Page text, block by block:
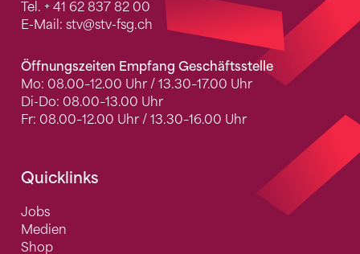
Tel. + 41 62 837 82 00
E-Mail: stv@stv-fsg.ch
Öffnungszeiten Empfang Geschäftsstelle
Mo: 08.00–12.00 Uhr / 13.30–17.00 Uhr
Di-Do: 08.00–13.00 Uhr
Fr: 08.00–12.00 Uhr / 13.30–16.00 Uhr
Quicklinks
Jobs
Medien
Shop